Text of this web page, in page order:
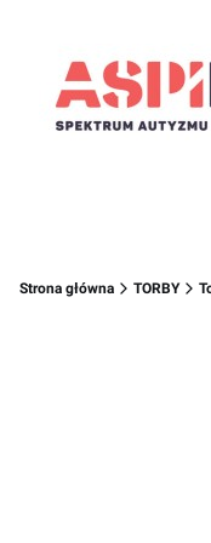
Strona główna TORBY